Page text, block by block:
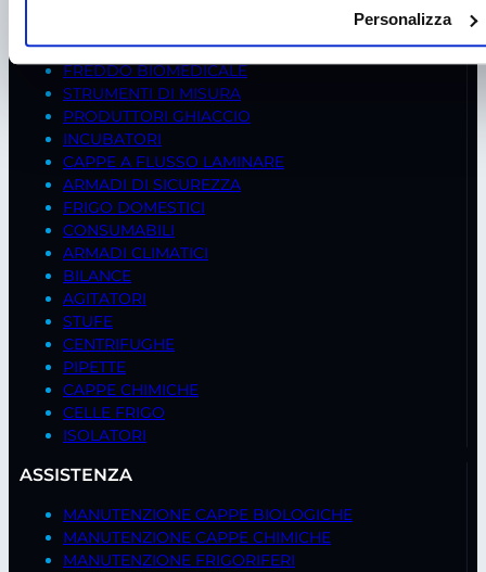
Personalizza
FREDDO BIOMEDICALE
STRUMENTI DI MISURA
PRODUTTORI GHIACCIO
INCUBATORI
CAPPE A FLUSSO LAMINARE
ARMADI DI SICUREZZA
FRIGO DOMESTICI
CONSUMABILI
ARMADI CLIMATICI
BILANCE
AGITATORI
STUFE
CENTRIFUGHE
PIPETTE
CAPPE CHIMICHE
CELLE FRIGO
ISOLATORI
ASSISTENZA
MANUTENZIONE CAPPE BIOLOGICHE
MANUTENZIONE CAPPE CHIMICHE
MANUTENZIONE FRIGORIFERI